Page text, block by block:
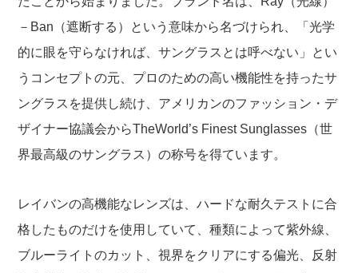
－Ban（遮断する）という意味から名づけられ、「光学
的に眼を守らなければ、サングラスとは呼べない」とい
うコンセプトの元、プロのための高い機能性を持ったサ
ングラスを提供し続け、アメリカンのファッション・デ
ザイナー協議会からTheWorld’s Finest Sunglasses（世
界最高級のサングラス）の称号を得ています。
レイバンの高機能なレンズは、ハードな耐久テストに合
格したものだけを使用していて、種類によって紫外線、
ブルーライトのカット、視界をクリアにする偏光、反射